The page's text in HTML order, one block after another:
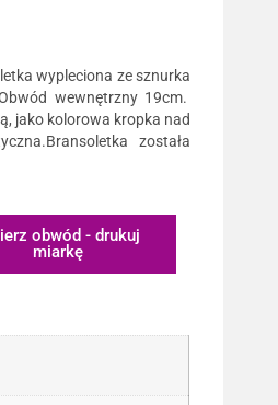
wypleciona ze sznurka
wewnętrzny 19cm.
jako kolorowa kropka nad
została
obwód - drukuj
miarkę